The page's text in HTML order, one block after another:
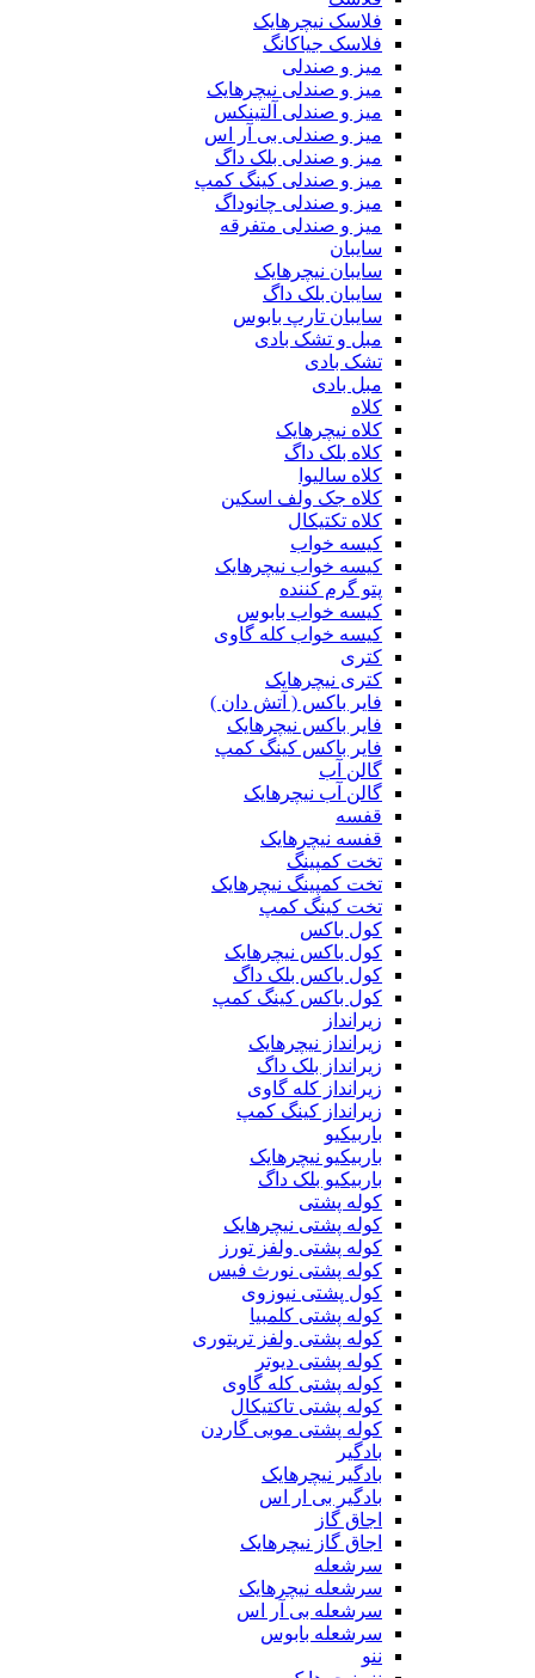
فلاسک نیچرهایک
فلاسک جیاکانگ
میز و صندلی
میز و صندلی نیچرهایک
میز و صندلی آلتینکس
میز و صندلی بی آر اس
میز و صندلی بلک داگ
میز و صندلی کینگ کمپ
میز و صندلی چانوداگ
میز و صندلی متفرقه
سایبان
سایبان نیچرهایک
سایبان بلک داگ
سایبان تارپ بابوس
مبل و تشک بادی
تشک بادی
مبل بادی
کلاه
کلاه نیچرهایک
کلاه بلک داگ
کلاه سالیوا
کلاه جک‌ ولف‌ اسکین
کلاه تکتیکال
کیسه خواب
کیسه خواب نیچرهایک
پتو گرم کننده
کیسه خواب بابوس
کیسه خواب کله گاوی
کتری
کتری نیچرهایک
فایر باکس ( آتش دان )
فایر باکس نیچرهایک
فایر باکس کینگ کمپ
گالن آب
گالن آب نیچرهایک
قفسه
قفسه نیچرهایک
تخت کمپینگ
تخت کمپینگ نیچرهایک
تخت کینگ کمپ
کول باکس
کول باکس نیچرهایک
کول باکس بلک داگ
کول باکس کینگ کمپ
زیرانداز
زیرانداز نیچرهایک
زیرانداز بلک داگ
زیرانداز کله گاوی
زیرانداز کینگ کمپ
باربیکیو
باربیکیو نیچرهایک
باربیکیو بلک داگ
کوله پشتی
کوله پشتی نیچرهایک
کوله پشتی ولفز تورز
کوله پشتی نورث فیس
کول پشتی نیوزوی
کوله پشتی کلمبیا
کوله پشتی ولفز تریتوری
کوله پشتی دیوتر
کوله پشتی کله گاوی
کوله پشتی تاکتیکال
کوله پشتی موبی گاردن
بادگیر
بادگیر نیچرهایک
بادگیر بی ار اس
اجاق گاز
اجاق گاز نیچرهایک
سرشعله
سرشعله نیچرهایک
سرشعله بی آر اس
سرشعله بابوس
ننو